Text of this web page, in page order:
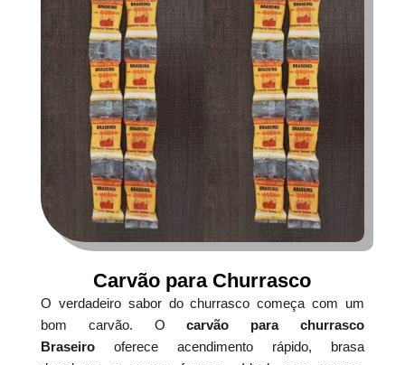
Carvão para Churrasco
O verdadeiro sabor do churrasco começa com um
bom carvão. Ocarvão para churrasco
Braseirooferece acendimento rápido, brasa